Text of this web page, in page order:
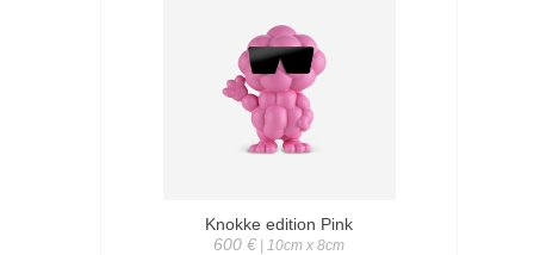
Knokke edition Pink
600 € | 10cm x 8cm